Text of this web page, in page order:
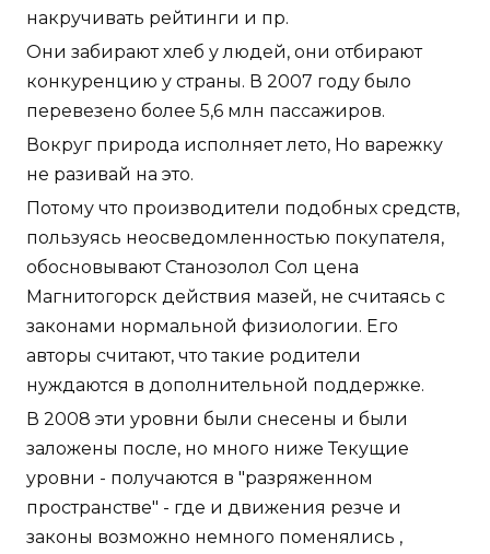
накручивать рейтинги и пр.
Они забирают хлеб у людей, они отбирают
конкуренцию у страны. В 2007 году было
перевезено более 5,6 млн пассажиров.
Вокруг природа исполняет лето, Но варежку
не разивай на это.
Потому что производители подобных средств,
пользуясь неосведомленностью покупателя,
обосновывают Станозолол Сол цена
Магнитогорск действия мазей, не считаясь с
законами нормальной физиологии. Его
авторы считают, что такие родители
нуждаются в дополнительной поддержке.
В 2008 эти уровни были снесены и были
заложены после, но много ниже Текущие
уровни - получаются в "разряженном
пространстве" - где и движения резче и
законы возможно немного поменялись ,